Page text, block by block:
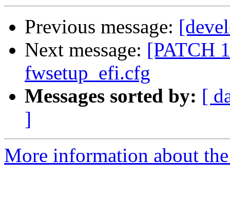
Previous message:
Next message: [PATCH
fwsetup_efi.cfg
Messages sorted by: [
]
More information about